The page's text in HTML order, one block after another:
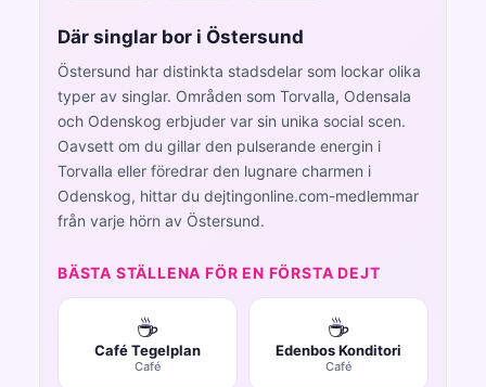
Där singlar bor i Östersund
Östersund har distinkta stadsdelar som lockar olika
typer av singlar. Områden som Torvalla, Odensala
och Odenskog erbjuder var sin unika social scen.
Oavsett om du gillar den pulserande energin i
Torvalla eller föredrar den lugnare charmen i
Odenskog, hittar du dejtingonline.com-medlemmar
från varje hörn av Östersund.
BÄSTA STÄLLENA FÖR EN FÖRSTA DEJT
☕
Café Tegelplan
Café
☕
Edenbos Konditori
Café